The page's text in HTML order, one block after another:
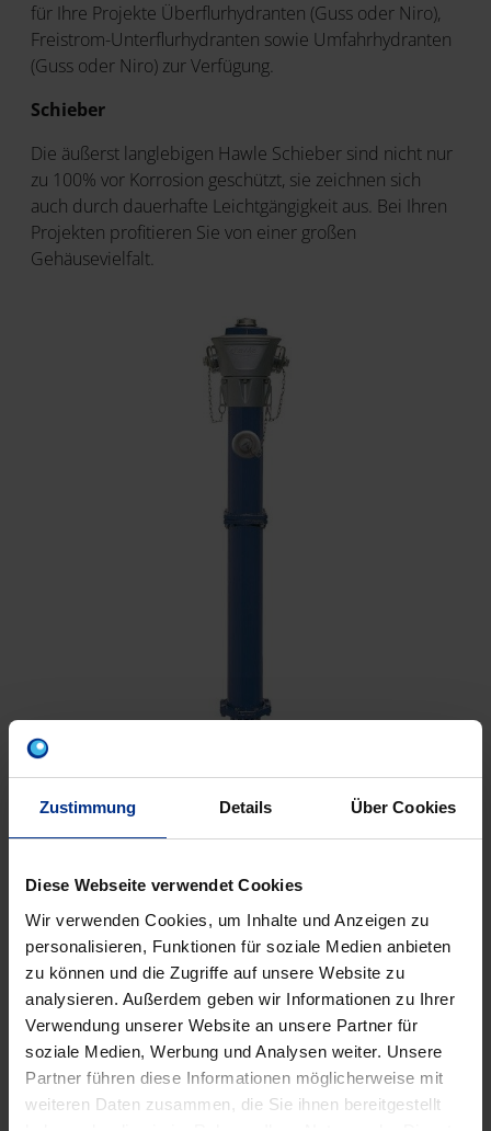
Zustimmung Details Über Cookies
Diese Webseite verwendet Cookies
Wir verwenden Cookies, um Inhalte und Anzeigen zu
personalisieren, Funktionen für soziale Medien anbieten
zu können und die Zugriffe auf unsere Website zu
analysieren. Außerdem geben wir Informationen zu Ihrer
Verwendung unserer Website an unsere Partner für
soziale Medien, Werbung und Analysen weiter. Unsere
Partner führen diese Informationen möglicherweise mit
weiteren Daten zusammen, die Sie ihnen bereitgestellt
für Ihre Projekte Überflurhydranten (Guss oder Niro),
Freistrom-Unterflurhydranten sowie Umfahrhydranten
(Guss oder Niro) zur Verfügung.
Schieber
Die äußerst langlebigen Hawle Schieber sind nicht nur
zu 100% vor Korrosion geschützt, sie zeichnen sich
auch durch dauerhafte Leichtgängigkeit aus. Bei Ihren
Projekten profitieren Sie von einer großen
Gehäusevielfalt.
CE-LEISTUNGSERKLÄRUNGEN